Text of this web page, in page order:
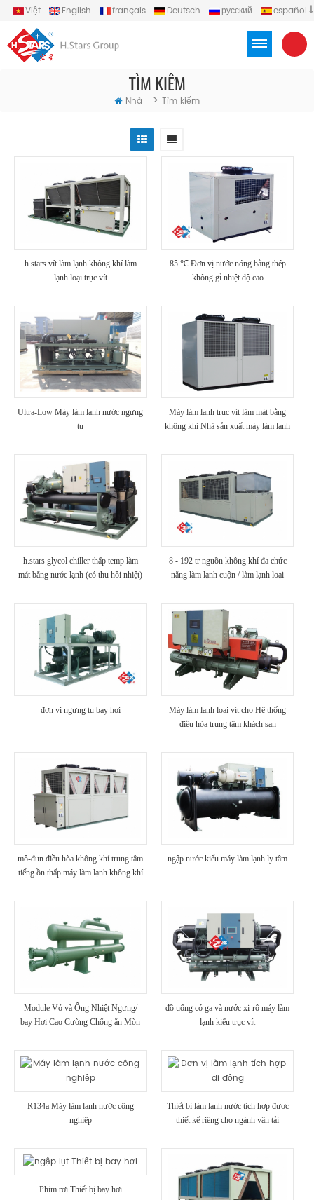
Việt English français Deutsch русский
español
TÌM KIẾM
Nhà > Tìm kiếm
h.stars vít làm lạnh không khí làm
lạnh loại trục vít
85 ℃ Đơn vị nước nóng bằng thép
không gỉ nhiệt độ cao
Ultra-Low Máy làm lạnh nước ngưng
tụ
Máy làm lạnh trục vít làm mát bằng
không khí Nhà sản xuất máy làm lạnh
h.stars glycol chiller thấp temp làm
mát bằng nước lạnh (có thu hồi nhiệt)
8 - 192 tr nguồn không khí đa chức
năng làm lạnh cuộn / làm lạnh loại
biệt thự sử dụng
đơn vị ngưng tụ bay hơi
Máy làm lạnh loại vít cho Hệ thống
điều hòa trung tâm khách sạn
mô-đun điều hòa không khí trung tâm
tiếng ồn thấp máy làm lạnh không khí
bệnh viện sử dụng
ngập nước kiểu máy làm lạnh ly tâm
Module Vỏ và Ống Nhiệt Ngưng/
bay Hơi Cao Cường Chống ăn Mòn
Hóa học Sử dụng
đồ uống có ga và nước xi-rô máy làm
lạnh kiểu trục vít
R134a Máy làm lạnh nước công
nghiệp
Thiết bị làm lạnh nước tích hợp được
thiết kế riêng cho ngành vận tải
Phim rơi Thiết bị bay hơi